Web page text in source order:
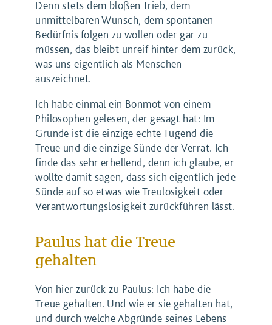
Denn stets dem bloßen Trieb, dem
unmittelbaren Wunsch, dem spontanen
Bedürfnis folgen zu wollen oder gar zu
müssen, das bleibt unreif hinter dem zurück,
was uns eigentlich als Menschen
auszeichnet.
Ich habe einmal ein Bonmot von einem
Philosophen gelesen, der gesagt hat: Im
Grunde ist die einzige echte Tugend die
Treue und die einzige Sünde der Verrat. Ich
finde das sehr erhellend, denn ich glaube, er
wollte damit sagen, dass sich eigentlich jede
Sünde auf so etwas wie Treulosigkeit oder
Verantwortungslosigkeit zurückführen lässt.
Paulus hat die Treue
gehalten
Von hier zurück zu Paulus: Ich habe die
Treue gehalten. Und wie er sie gehalten hat,
und durch welche Abgründe seines Lebens